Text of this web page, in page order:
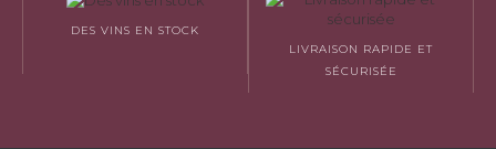
DES VINS EN STOCK
LIVRAISON RAPIDE ET
SÉCURISÉE